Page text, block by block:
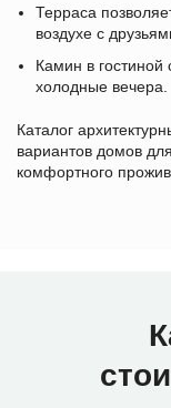
Терраса
воздухе с
Камин в гостиной
холодные вечера.
Каталог
вариантов домов
комфортного